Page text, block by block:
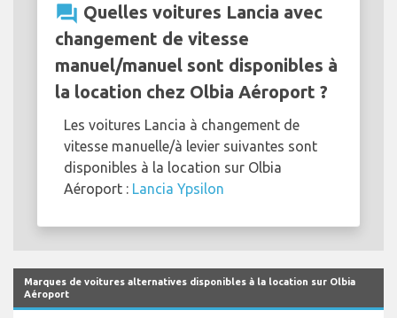
question_answer Quelles voitures Lancia avec
changement de vitesse
manuel/manuel sont disponibles à
la location chez Olbia Aéroport ?
Les voitures Lancia à changement de
vitesse manuelle/à levier suivantes sont
disponibles à la location sur Olbia
Aéroport : Lancia Ypsilon
Marques de voitures alternatives disponibles à la location sur Olbia
Aéroport